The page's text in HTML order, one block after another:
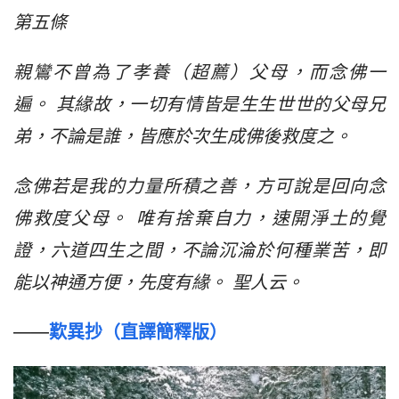
第五條
親鸞不曾為了孝養（超薦）父母，而念佛一
遍。 其緣故，一切有情皆是生生世世的父母兄
弟，不論是誰，皆應於次生成佛後救度之。
念佛若是我的力量所積之善，方可說是回向念
佛救度父母。 唯有捨棄自力，速開淨土的覺
證，六道四生之間，不論沉淪於何種業苦，即
能以神通方便，先度有緣。 聖人云。
——歎異抄（直譯簡釋版）